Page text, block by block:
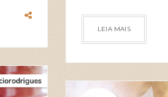
LEIA MAIS
2026